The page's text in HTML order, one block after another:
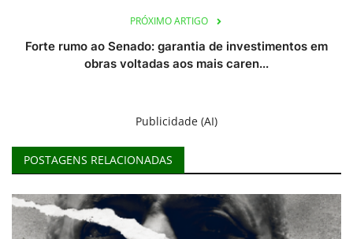
PRÓXIMO ARTIGO
Forte rumo ao Senado: garantia de investimentos em
obras voltadas aos mais caren...
Publicidade (AI)
POSTAGENS RELACIONADAS